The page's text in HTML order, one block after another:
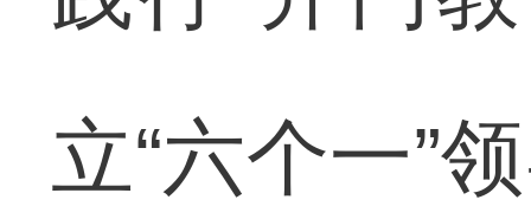
立“六个一”